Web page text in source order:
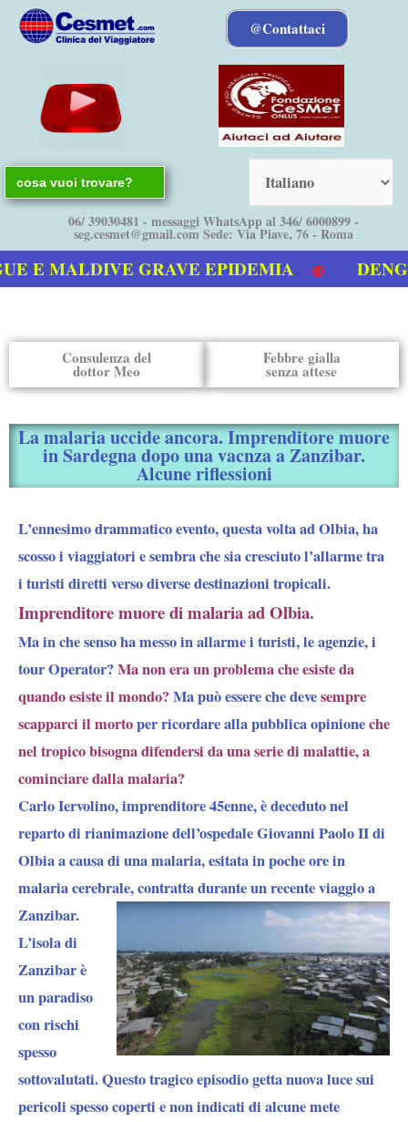
@Contattaci
Search
for:
06/ 39030481 - messaggi WhatsApp al 346/ 6000899 -
seg.cesmet@gmail.com Sede: Via Piave, 76 - Roma
E MALDIVE GRAVE EPIDEMIA
Consulenza del
dottor Meo
Febbre gialla
senza attese
La malaria uccide ancora. Imprenditore muore
in Sardegna dopo una vacnza a Zanzibar.
Alcune riflessioni
L’ennesimo drammatico evento, questa volta ad Olbia, ha
scosso i viaggiatori e sembra che sia cresciuto l’allarme tra
i turisti diretti verso diverse destinazioni tropicali.
Imprenditore muore di malaria ad Olbia.
Ma in che senso ha messo in allarme i turisti, le agenzie, i
tour Operator?Ma non era un problema che esiste da
quando esiste il mondo?Ma può essere che devesempre
scapparci il mortoper ricordare alla pubblica opinioneche
nel tropico bisogna difendersi da una serie di malattie, a
cominciare dalla malaria?
Carlo Iervolino, imprenditore 45enne, è deceduto nel
reparto di rianimazione dell’ospedale Giovanni Paolo II di
Olbia a causa di una malaria, esitata in poche ore in
malaria cerebrale, contratta durante un recente viaggio a
Zanzibar.
L’isola di
Zanzibar è
un paradiso
con rischi
spesso
sottovalutati. Questo tragico episodio getta nuova luce sui
pericoli spesso coperti e non indicati di alcune mete